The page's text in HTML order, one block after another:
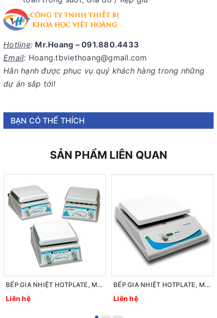
Hotline: Mr.Hoang – 091.880.4433
Email: Hoang.tbviethoang@gmail.com
Hân hạnh được phục vụ quý khách hàng trong những
dự án sắp tới!
BẠN CÓ THỂ THÍCH
SẢN PHẨM LIÊN QUAN
BẾP GIA NHIỆT HOTPLATE, MODEL: H4000-H-E, HÃNG: BENCHMARK/MỸ
Liên hệ
BẾP GIA NHIỆT HOTPLATE, MODEL: H3710-H-E, HÃNG: BENCHMARK/MỸ
Liên hệ